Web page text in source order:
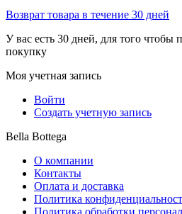
Возврат товара в течение 30 дней
У вас есть 30 дней, для того чтобы
покупку
Моя учетная запись
Войти
Создать учетную запись
Bella Bottega
О компании
Контакты
Оплата и доставка
Политика
Политика обработки